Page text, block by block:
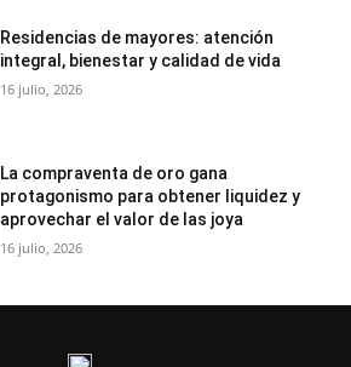
Residencias de mayores: atención
integral, bienestar y calidad de vida
16 julio, 2026
La compraventa de oro gana
protagonismo para obtener liquidez y
aprovechar el valor de las joya
16 julio, 2026